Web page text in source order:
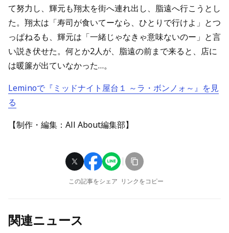
て努力し、輝元も翔太を街へ連れ出し、脂遠へ行こうとし
た。翔太は「寿司が食いてーなら、ひとりで行けよ」とつ
っぱねるも、輝元は「一緒じゃなきゃ意味ないのー」と言
い説き伏せた。何とか2人が、脂遠の前まで来ると、店に
は暖簾が出ていなかった…。
Leminoで『ミッドナイト屋台１ ～ラ・ボンノォ～』を見
る
【制作・編集：All About編集部】
この記事をシェア リンクをコピー
関連ニュース